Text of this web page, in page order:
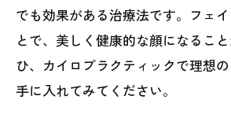
でも効果がある治療法です。フェ
とで、美しく健康的な顔になるこ
ひ、カイロプラクティックで理想
手に入れてみてください。